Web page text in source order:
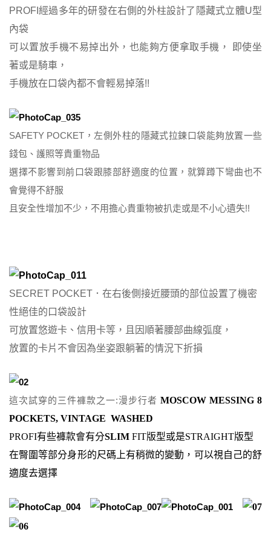
PROFI經過多年的研發在右側的外柱設計了隱藏式立體U型
內袋
可以置放手機不易掉出外，也能夠方便拿取手機， 即使坐
著或是騎車，
手機放在口袋內都不會輕易掉落!!
SAFETY POCKET，左側外柱的隱藏式拉鍊口袋能夠放置一些
錢包、護照等貴重物品
選擇不影響到前口袋跟膝部舒適度的位置，就算蹲下彎曲也不
會覺得不舒服
且安全性增加不少，不用擔心貴重物被扒走或是不小心遺失!!
SECRET POCKET．在右後側接近腰頭的部位設置了機密
性絕佳的口袋設計
可放置悠遊卡、信用卡等，且因順著腰部曲線弧度，
放置的卡片不會因為坐姿跟躺著的情況下折損
這次試穿的三件褲款之一:漫步行者 MOSCOW MESSING 8
POCKETS, VINTAGE WASHED
PROFI有些褲款會有分SLIM FIT版型或是STRAIGHT版型
在臀圍等部分身形的尺碼上有稍微的變動，可以視自己的舒
適度去選擇